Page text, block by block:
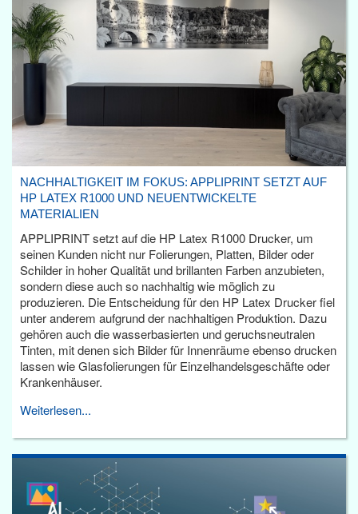
NACHHALTIGKEIT IM FOKUS: APPLIPRINT SETZT AUF
HP LATEX R1000 UND NEUENTWICKELTE
MATERIALIEN
APPLIPRINT setzt auf die HP Latex R1000 Drucker, um
seinen Kunden nicht nur Folierungen, Platten, Bilder oder
Schilder in hoher Qualität und brillanten Farben anzubieten,
sondern diese auch so nachhaltig wie möglich zu
produzieren. Die Entscheidung für den HP Latex Drucker fiel
unter anderem aufgrund der nachhaltigen Produktion. Dazu
gehören auch die wasserbasierten und geruchsneutralen
Tinten, mit denen sich Bilder für Innenräume ebenso drucken
lassen wie Glasfolierungen für Einzelhandelsgeschäfte oder
Krankenhäuser.
Weiterlesen...